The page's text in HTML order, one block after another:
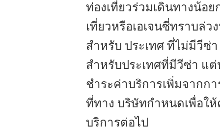
ท่องเที่ยวร่วมเดินทางน้อ
เที่ยวหรือเอเจนซี่ทราบล่
สำหรับ ประเทศ ที่ไม่มีวีซ่
สำหรับประเทศที่มีวีซ่า แ
ชำระค่าบริการเพิ่มจากก
ที่ทาง บริษัทกำหนดเพื่อใ
บริการต่อไป